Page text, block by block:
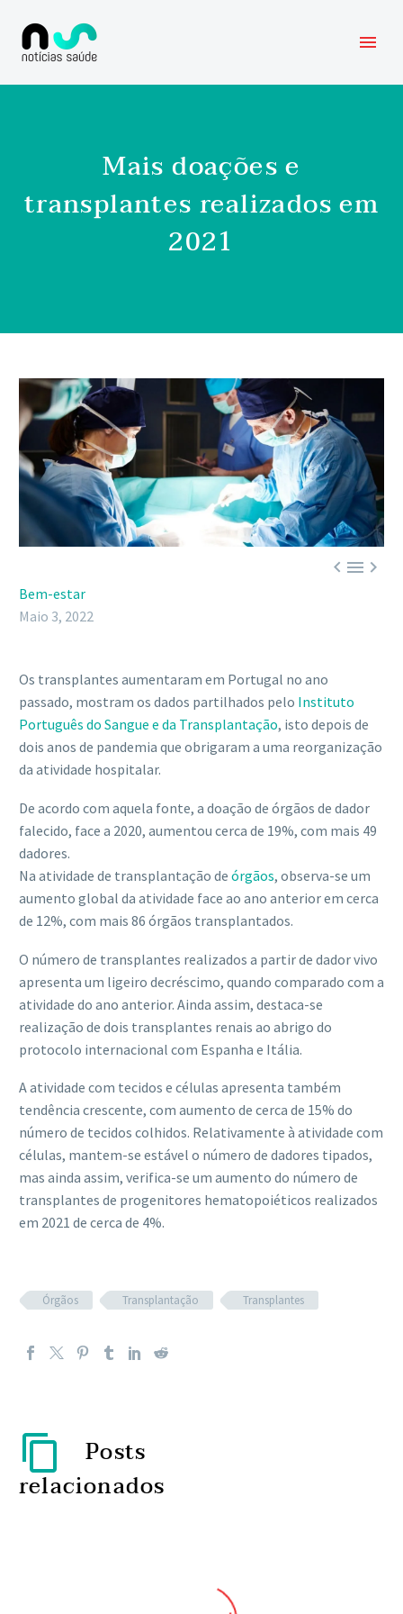
Mais doações e
transplantes realizados em
2021

Bem-estar
Maio 3, 2022
Os transplantes aumentaram em Portugal no ano
passado, mostram os dados partilhados pelo Instituto
Português do Sangue e da Transplantação, isto depois de
dois anos de pandemia que obrigaram a uma reorganização
da atividade hospitalar.
De acordo com aquela fonte, a doação de órgãos de dador
falecido, face a 2020, aumentou cerca de 19%, com mais 49
dadores.
Na atividade de transplantação de órgãos, observa-se um
aumento global da atividade face ao ano anterior em cerca
de 12%, com mais 86 órgãos transplantados.
O número de transplantes realizados a partir de dador vivo
apresenta um ligeiro decréscimo, quando comparado com a
atividade do ano anterior. Ainda assim, destaca-se
realização de dois transplantes renais ao abrigo do
protocolo internacional com Espanha e Itália.
A atividade com tecidos e células apresenta também
tendência crescente, com aumento de cerca de 15% do
número de tecidos colhidos. Relativamente à atividade com
células, mantem-se estável o número de dadores tipados,
mas ainda assim, verifica-se um aumento do número de
transplantes de progenitores hematopoiéticos realizados
em 2021 de cerca de 4%.
Órgãos Transplantação Transplantes
Posts
relacionados